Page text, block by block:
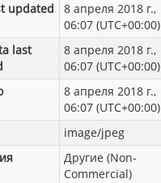
updated
8 апреля 2018 г.,
06:07 (UTC+00:00)
last
8 апреля 2018 г.,
06:07 (UTC+00:00)
8 апреля 2018 г.,
06:07 (UTC+00:00)
image/jpeg
Другие (Non-
Commercial)